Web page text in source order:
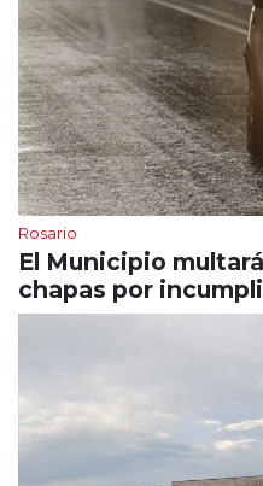
Rosario
El Municipio
chapas por